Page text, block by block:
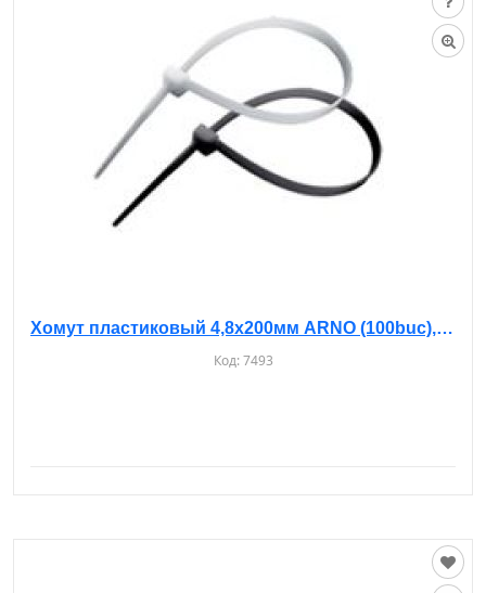
Хомут пластиковый 4,8х200мм ARNO (100buc), белые
Код:7493